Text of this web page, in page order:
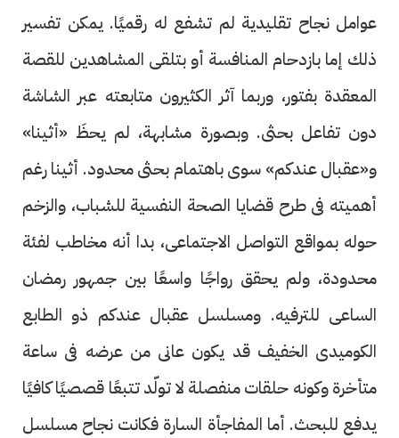
عوامل نجاح تقليدية لم تشفع له رقميًا. يمكن تفسير
ذلك إما بازدحام المنافسة أو بتلقى المشاهدين للقصة
المعقدة بفتور، وربما آثر الكثيرون متابعته عبر الشاشة
دون تفاعل بحثى. وبصورة مشابهة، لم يحظَ «أثينا»
و«عقبال عندكم» سوى باهتمام بحثى محدود. أثينا رغم
أهميته فى طرح قضايا الصحة النفسية للشباب، والزخم
حوله بمواقع التواصل الاجتماعى، بدا أنه مخاطب لفئة
محدودة، ولم يحقق رواجًا واسعًا بين جمهور رمضان
الساعى للترفيه. ومسلسل عقبال عندكم ذو الطابع
الكوميدى الخفيف قد يكون عانى من عرضه فى ساعة
متأخرة وكونه حلقات منفصلة لا تولّد تتبعًا قصصيًا كافيًا
يدفع للبحث. أما المفاجأة السارة فكانت نجاح مسلسل